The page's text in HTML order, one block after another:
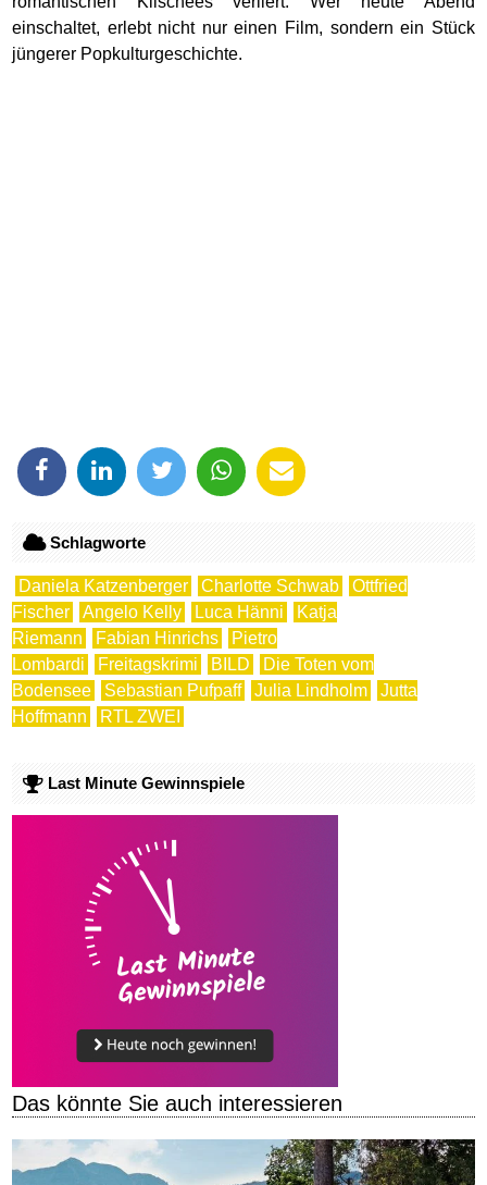
einschaltet, erlebt nicht nur einen Film, sondern ein Stück
jüngerer Popkulturgeschichte.
Schlagworte
Daniela Katzenberger Charlotte Schwab
Ottfried
Fischer
Angelo Kelly Luca Hänni
Katja
Riemann
Fabian Hinrichs
Pietro
Lombardi
Freitagskrimi BILD
Die Toten vom
Bodensee
Sebastian Pufpaff Julia Lindholm
Jutta
Hoffmann
RTL ZWEI
Last Minute Gewinnspiele
Das könnte Sie auch interessieren